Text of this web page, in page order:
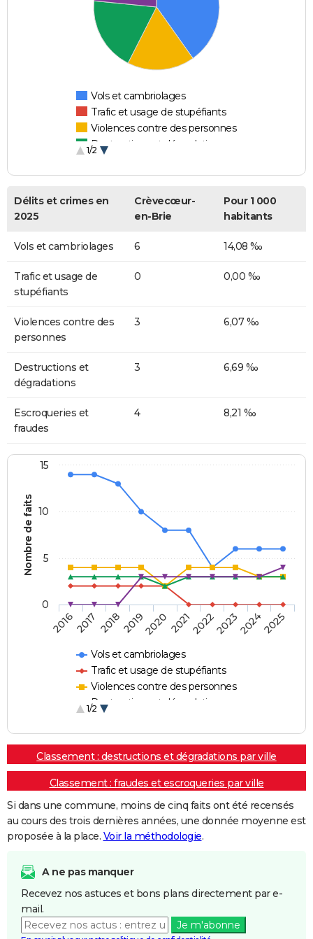
Vols et cambriolages
Trafic et usage de stupéfiants
Violences contre des personnes
Destructions et dégradations
1/2
Délits et crimes en
2025
Crèvecœur-
en-Brie
Pour 1 000
habitants
Vols et cambriolages 6 14,08 ‰
Trafic et usage de
stupéfiants
0 0,00 ‰
Violences contre des
personnes
3 6,07 ‰
Destructions et
dégradations
3 6,69 ‰
Escroqueries et
fraudes
4 8,21 ‰
Nombre de faits
Vols et cambriolages
Trafic et usage de stupéfiants
Violences contre des personnes
Destructions et dégradations
1/2
20162017 20182019202020212022202320242025
0
5
10
15
Classement : destructions et dégradations par ville
Classement : fraudes et escroqueries par ville
Si dans une commune, moins de cinq faits ont été recensés
au cours des trois dernières années, une donnée moyenne est
proposée à la place. Voir la méthodologie.
A ne pas manquer
Recevez nos astuces et bons plans directement par e-
mail.
Je m'abonne